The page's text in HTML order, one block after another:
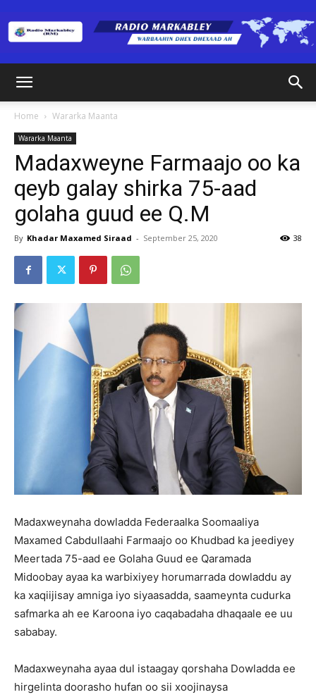
(RM)
Home Wararka Maanta
Wararka Maanta
Madaxweyne Farmaajo oo ka
qeyb galay shirka 75-aad
golaha guud ee Q.M
By Khadar Maxamed Siraad - September 25, 2020 38
Madaxweynaha dowladda Federaalka Soomaaliya
Maxamed Cabdullaahi Farmaajo oo Khudbad ka jeediyey
Meertada 75-aad ee Golaha Guud ee Qaramada
Midoobay ayaa ka warbixiyey horumarrada dowladdu ay
ka xaqiijisay amniga iyo siyaasadda, saameynta cudurka
safmarka ah ee Karoona iyo caqabadaha dhaqaale ee uu
sababay.
Madaxweynaha ayaa dul istaagay qorshaha Dowladda ee
hirgelinta doorasho hufan oo sii xoojinaysa